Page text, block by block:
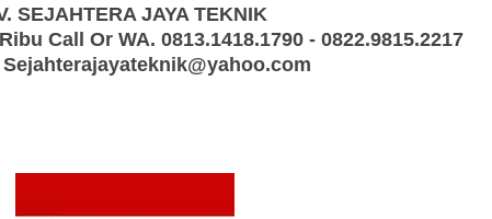
SEJAHTERA JAYA TEKNIK
Call Or WA. 0813.1418.1790 - 0822.9815.2217